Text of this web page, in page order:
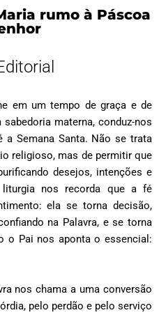
rumo à Páscoa
em um tempo de graça e de
materna, conduz-nos
a Semana Santa. Não se trata
religioso, mas de permitir que
desejos, intenções e
nos recorda que a fé
ela se torna decisão,
na Palavra, e se torna
o Pai nos aponta o essencial:
nos chama a uma conversão
pelo perdão e pelo serviço